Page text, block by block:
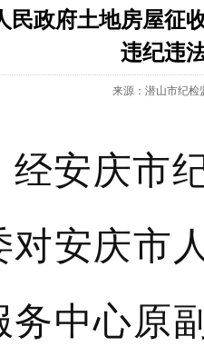
民政府土地房屋征
违纪违
来源：潜山市纪检
经安庆市
对安庆市
务中心原